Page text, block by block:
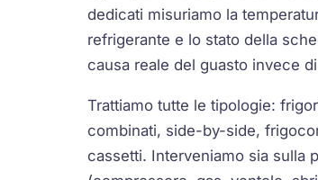
dedicati misuriamo la
refrigerante e lo stato della
causa reale del guasto invece
Trattiamo tutte le tipologie:
combinati, side-by-side,
cassetti. Interveniamo sia sulla